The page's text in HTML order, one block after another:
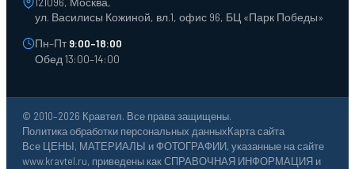
ул. Василисы Кожиной, вл.1, офис 96, БЦ «Парк Победы»
Пн–Пт9:00–18:00
Обед 13:00–14:00
© 2010–2026 Кравтел. Все права защищены.
Политика обработки персональных данныхКарта сайта
Все ЦЕНЫ, МАТЕРИАЛЫ и ФОТОГРАФИИ, указанные на сайте
www.kravtel.ru, приведены как СПРАВОЧНАЯ ИНФОРМАЦИЯ и